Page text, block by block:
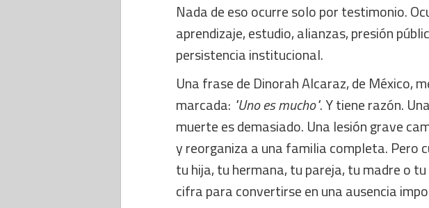
Nada de eso ocurre solo por testimonio.
aprendizaje, estudio, alianzas, presión
persistencia institucional.
Una frase de Dinorah Alcaraz, de México,
marcada: "Uno es mucho". Y tiene razón.
muerte es demasiado. Una lesión grave
y reorganiza a una familia completa. Pero
tu hija, tu hermana, tu pareja, tu madre o tu
cifra para convertirse en una ausencia